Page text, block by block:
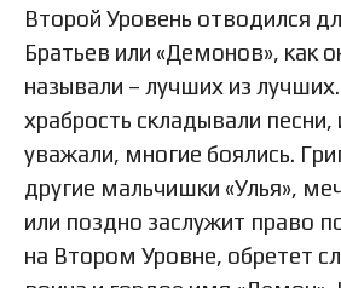
Второй Уровень отводился
Братьев или «Демонов», как
называли – лучших из
храбрость складывали песни,
уважали, многие боялись.
другие мальчишки «Улья»,
или поздно заслужит право
на Втором Уровне, обретет